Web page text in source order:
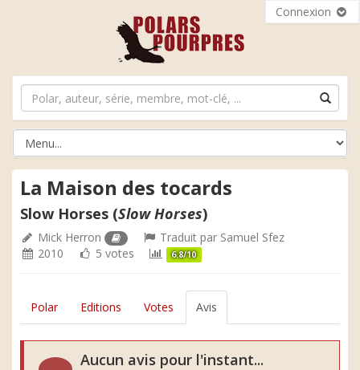
Connexion
La Maison des tocards
Slow Horses (Slow Horses)
Mick Herron Traduit par Samuel Sfez
2010
5 votes 6.8/10
Polar Editions Votes Avis
Aucun avis pour l'instant...